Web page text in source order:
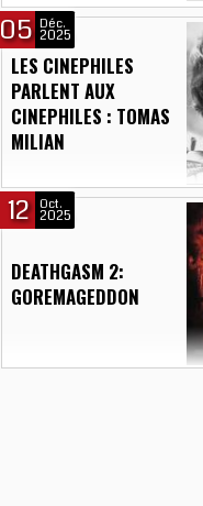
LES CINEPHILES
PARLENT AUX
CINEPHILES : TOMAS
MILIAN
05 Déc.
2025
DEATHGASM 2:
GOREMAGEDDON
12 Oct.
2025